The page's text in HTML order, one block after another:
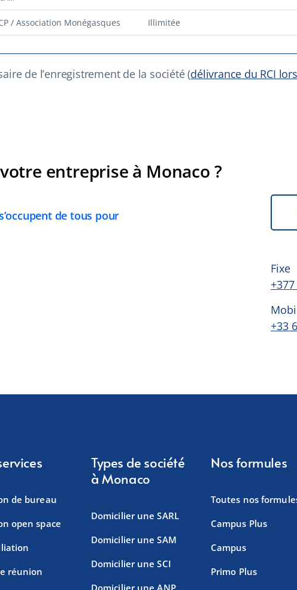
/ Association Monégasques Illimitée
de l’enregistrement de la société (délivrance du RCI lors
entreprise à Monaco ?
de tous pour
Fixe
+33
de bureau
open space
réunion
Types de société
à Monaco
Domicilier une SARL
Domicilier une SAM
Domicilier une SCI
Nos formules
Toutes nos
Campus Plus
Campus
Primo Plus